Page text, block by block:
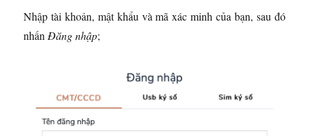
Nhập tài khoản, mật khẩu và mã xác minh của bạn, sau đó
nhấn Đăng nhập;